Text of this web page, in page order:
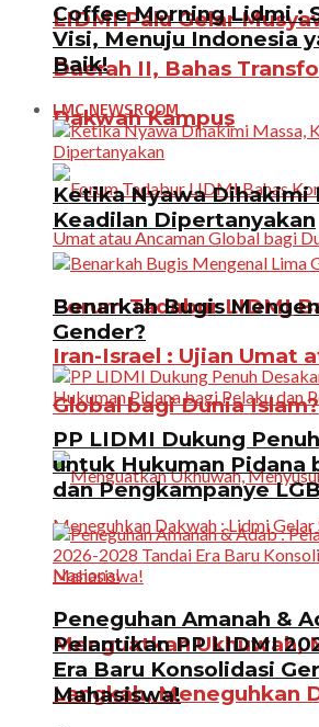
LIDMI Palu Gelar
Daerah II, Bahas
Dakwah Kampus
Forum Tadabur LIDMI
Iran-Israel : Ujian Umat
Global bagi Dunia Islam?
Menguatkan Ukhuwah,
Langkah, Meneguhkan
Coffee Morning Lidmi :
Visi, Menuju Indonesia
Baik!
LMC NEWSROOM
Ketika Nyawa Dihakimi
Keadilan Dipertanyakan
Benarkah Bugis
Gender?
PP LIDMI Dukung
untuk Hukuman Pidana
dan Pengkampanye
Peneguhan Amanah &
Pelantikan PP LIDMI
Era Baru Konsolidasi
Mahasiswa!